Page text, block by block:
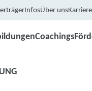
InfosÜber unsKarriere
Coachings